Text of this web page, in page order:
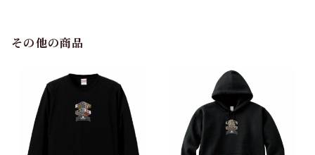
その他の商品